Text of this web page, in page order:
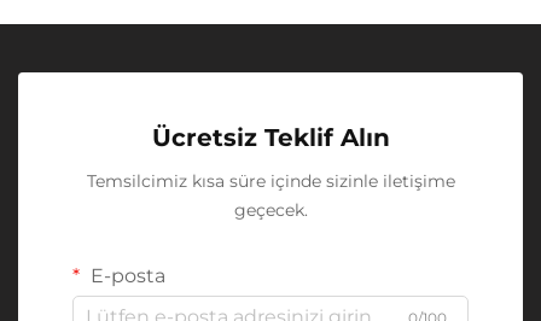
Ücretsiz Teklif Alın
Temsilcimiz kısa süre içinde sizinle iletişime
geçecek.
E-posta